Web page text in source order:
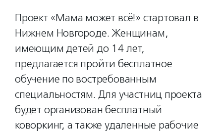
Проект «Мама может всё!» стартовал в
Нижнем Новгороде. Женщинам,
имеющим детей до 14 лет,
предлагается пройти бесплатное
обучение по востребованным
специальностям. Для участниц проекта
будет организован бесплатный
коворкинг, а также удаленные рабочие